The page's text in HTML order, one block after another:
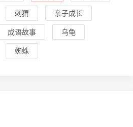
刺猬 亲子成长
成语故事 乌龟
蜘蛛